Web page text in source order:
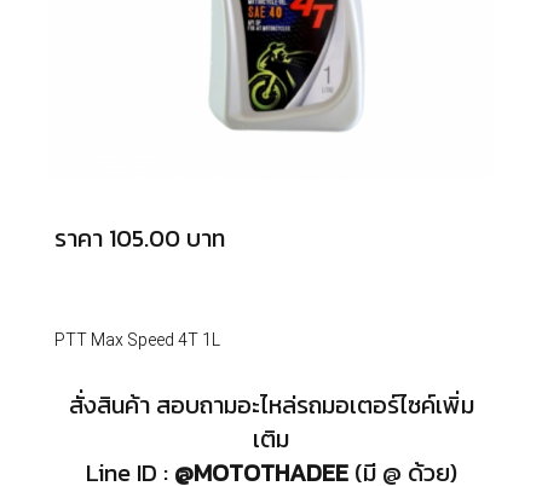
ราคา 105.00 บาท
PTT Max Speed 4T 1L
สั่งสินค้า สอบถามอะไหล่รถมอเตอร์ไซค์เพิ่ม
เติม
Line ID : @MOTOTHADEE(มี @ ด้วย)